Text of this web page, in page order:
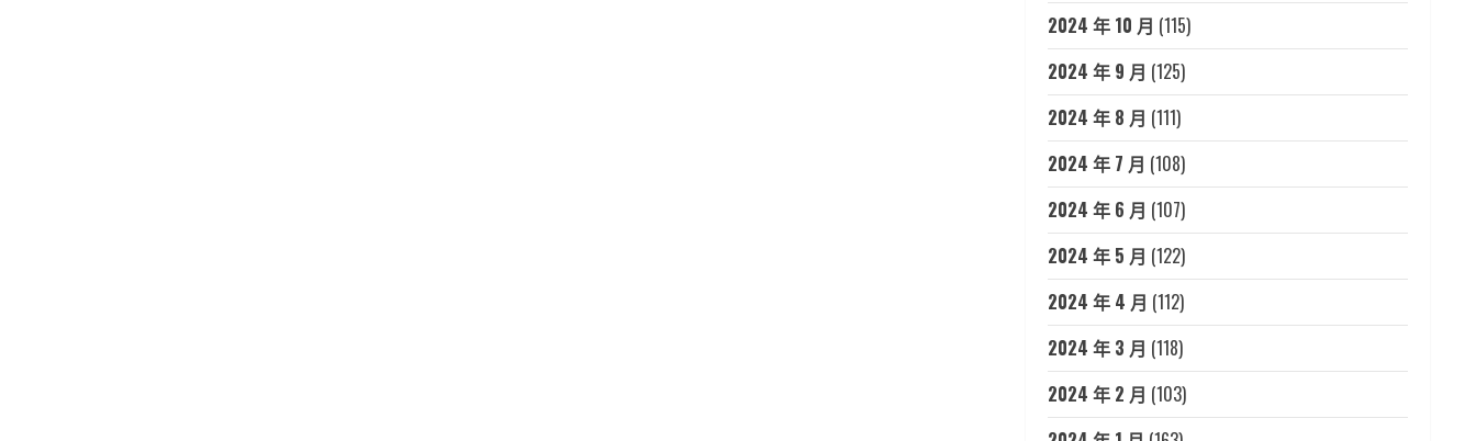
2024 年 10 月 (115)
2024 年 9 月 (125)
2024 年 8 月 (111)
2024 年 7 月 (108)
2024 年 6 月 (107)
2024 年 5 月 (122)
2024 年 4 月 (112)
2024 年 3 月 (118)
2024 年 2 月 (103)